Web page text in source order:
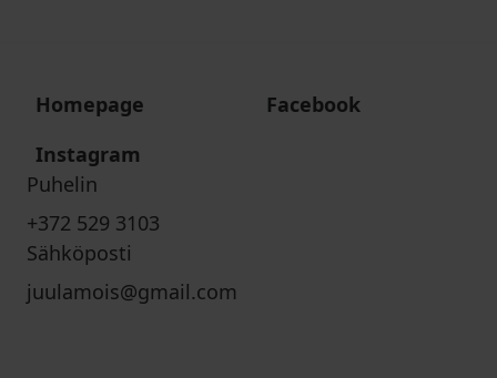
Homepage
Facebook
Instagram
Puhelin
+372 529 3103
Sähköposti
juulamois@gmail.com